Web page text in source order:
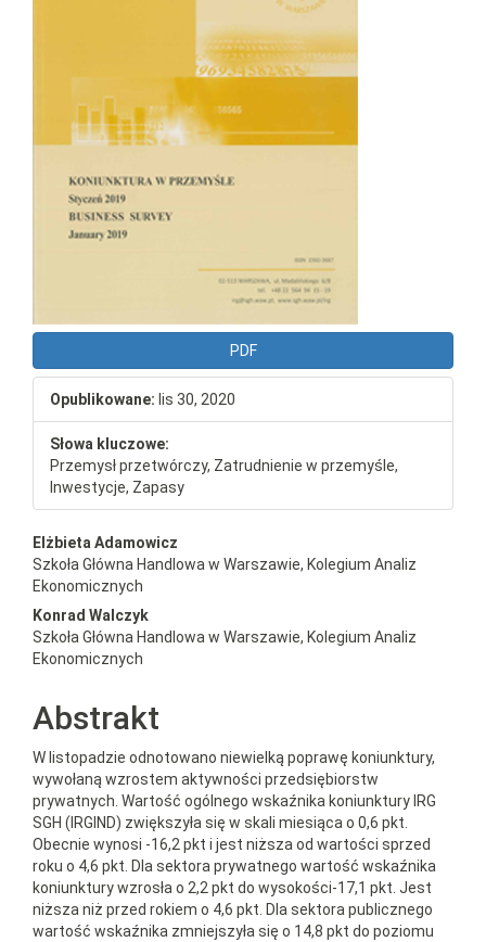
PDF
Opublikowane: lis 30, 2020
Słowa kluczowe:
Przemysł przetwórczy, Zatrudnienie w przemyśle,
Inwestycje, Zapasy
Elżbieta Adamowicz
Szkoła Główna Handlowa w Warszawie, Kolegium Analiz
Ekonomicznych
Konrad Walczyk
Szkoła Główna Handlowa w Warszawie, Kolegium Analiz
Ekonomicznych
Abstrakt
W listopadzie odnotowano niewielką poprawę koniunktury,
wywołaną wzrostem aktywności przedsiębiorstw
prywatnych. Wartość ogólnego wskaźnika koniunktury IRG
SGH (IRGIND) zwiększyła się w skali miesiąca o 0,6 pkt.
Obecnie wynosi -16,2 pkt i jest niższa od wartości sprzed
roku o 4,6 pkt. Dla sektora prywatnego wartość wskaźnika
koniunktury wzrosła o 2,2 pkt do wysokości-17,1 pkt. Jest
niższa niż przed rokiem o 4,6 pkt. Dla sektora publicznego
wartość wskaźnika zmniejszyła się o 14,8 pkt do poziomu